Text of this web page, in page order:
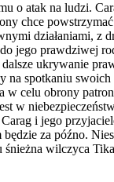
o atak na ludzi.
chce
działaniami, z
jego prawdziwej
ukrywanie
na spotkaniu
w celu obrony
w
i jego
za późno.
śnieżna wilczyca